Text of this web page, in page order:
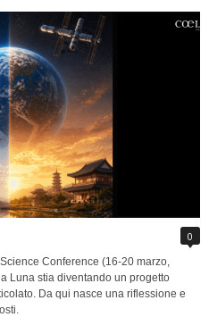
0
Conference (16-20 marzo,
Luna stia diventando un progetto
Da qui nasce una riflessione e